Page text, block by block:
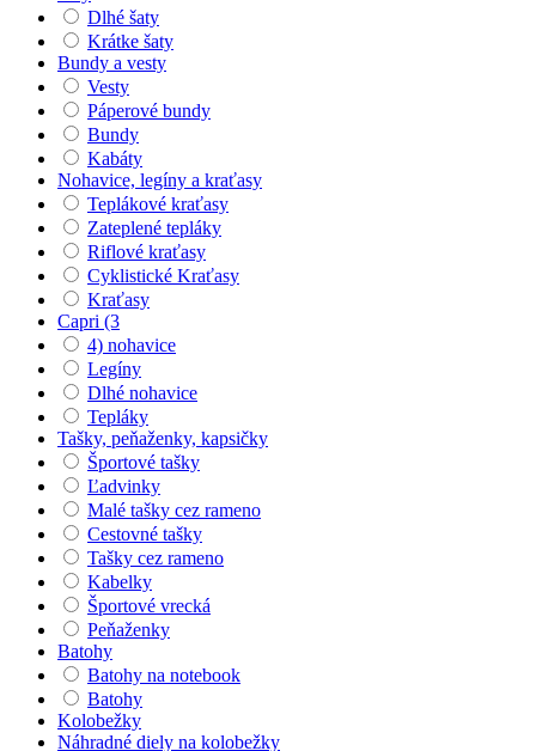
Dlhé šaty
Krátke šaty
Bundy a vesty
Vesty
Páperové bundy
Bundy
Kabáty
Nohavice, legíny a kraťasy
Teplákové kraťasy
Zateplené tepláky
Riflové kraťasy
Cyklistické Kraťasy
Kraťasy
Capri (3
4) nohavice
Legíny
Dlhé nohavice
Tepláky
Tašky, peňaženky, kapsičky
Športové tašky
Ľadvinky
Malé tašky cez rameno
Cestovné tašky
Tašky cez rameno
Kabelky
Športové vrecká
Peňaženky
Batohy
Batohy na notebook
Batohy
Kolobežky
Náhradné diely na kolobežky